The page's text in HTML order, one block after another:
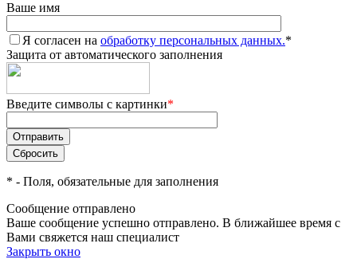
Ваше имя
Я согласен на обработку персональных данных.*
Защита от автоматического заполнения
Введите символы с картинки*
* - Поля, обязательные для заполнения
Сообщение отправлено
Ваше сообщение успешно отправлено. В ближайшее время с
Вами свяжется наш специалист
Закрыть окно